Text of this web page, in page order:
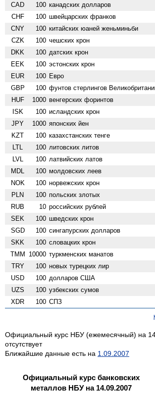
CAD 100 канадских долларов
CHF 100 швейцарских франков
CNY 100 китайских юаней женьминьби
CZK 100 чешских крон
DKK 100 датских крон
EEK 100 эстонских крон
EUR 100 Евро
GBP 100 фунтов стерлингов
HUF 1000 венгерских форинтов
ISK 100 исландских крон
JPY 1000 японских йен
KZT 100 казахстанских тенге
LTL 100 литовских литов
LVL 100 латвийских латов
MDL 100 молдовских леев
NOK 100 норвежских крон
PLN 100 польских злотых
RUB 10 российских рублей
SEK 100 шведских крон
SGD 100 сингапурских долларов
SKK 100 словацких крон
TMM 10000 туркменских манатов
TRY 100 новых турецких лир
USD 100 долларов США
UZS 100 узбекских сумов
XDR 100 СПЗ
Официальный курс НБУ (ежемесячный) на
отсутствует
Ближайшие данные есть на 1.09.2007
Официальный курс банковских
металлов НБУ на 14.09.2007